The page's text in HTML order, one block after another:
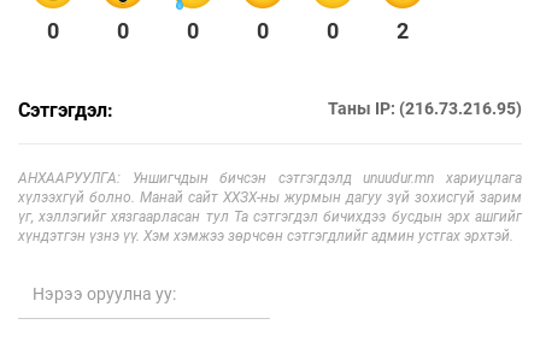
0 0 0 0 0 2
Сэтгэгдэл: Таны IP: (216.73.216.95)
АНХААРУУЛГА: Уншигчдын бичсэн сэтгэгдэлд unuudur.mn хариуцлага
хүлээхгүй болно. Манай сайт ХХЗХ-ны журмын дагуу зүй зохисгүй зарим
үг, хэллэгийг хязгаарласан тул Та сэтгэгдэл бичихдээ бусдын эрх ашгийг
хүндэтгэн үзнэ үү. Хэм хэмжээ зөрчсөн сэтгэгдлийг админ устгах эрхтэй.